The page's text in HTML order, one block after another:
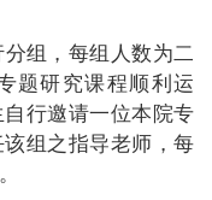
组，每组人数为二
题研究课程顺利运
行邀请一位本院专
组之指导老师，每
。